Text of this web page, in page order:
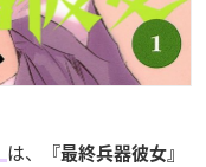
は、 『最終兵器彼女』